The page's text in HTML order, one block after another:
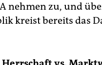
nehmen zu, und
kreist bereits das